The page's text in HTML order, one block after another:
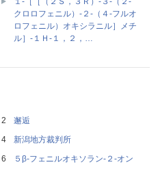
クロロフェニル）‐２‐（４‐フルオ
ロフェニル）オキシラニル］メチ
ル］‐１Ｈ‐１，２，…
邂逅
新潟地方裁判所
５β‐フェニルオキソラン‐２‐オン